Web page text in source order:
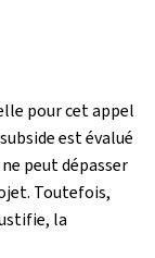
pour cet appel
est évalué
peut dépasser
Toutefois,
la